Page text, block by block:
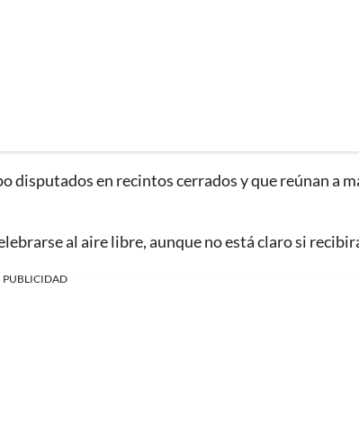
en recintos cerrados y que reúnan a
al aire libre, aunque no está claro si
PUBLICIDAD